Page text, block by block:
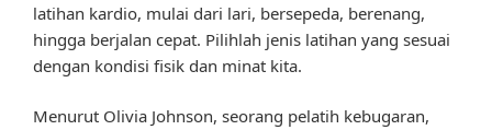
latihan kardio, mulai dari lari, bersepeda, berenang,
hingga berjalan cepat. Pilihlah jenis latihan yang sesuai
dengan kondisi fisik dan minat kita.
Menurut Olivia Johnson, seorang pelatih kebugaran,